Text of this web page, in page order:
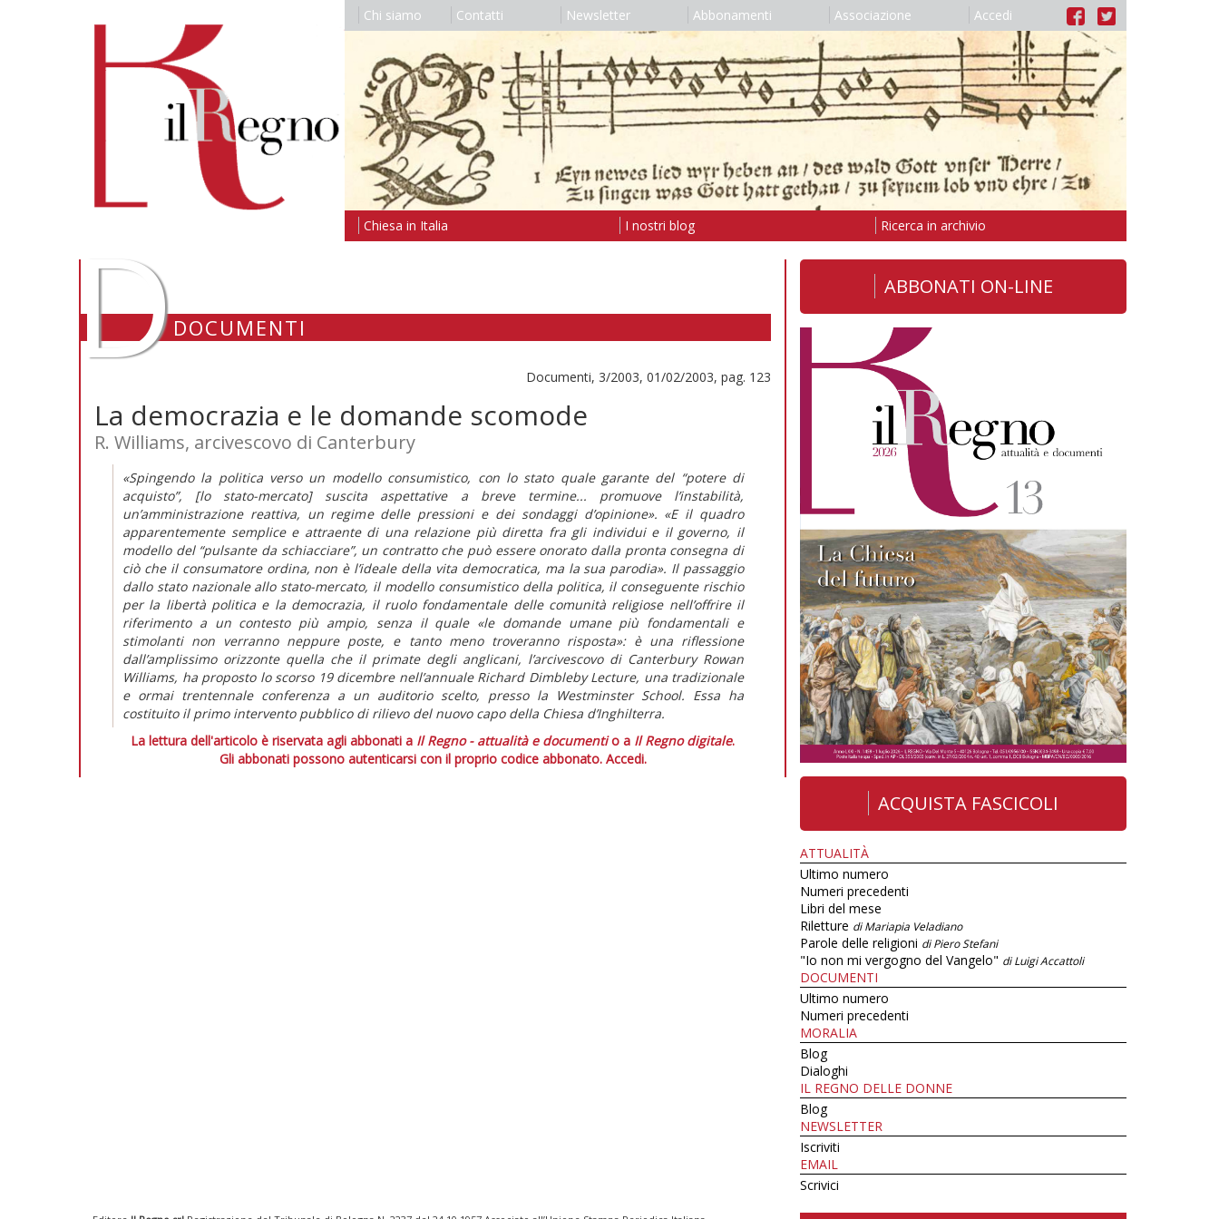
Chi siamo Contatti Newsletter Abbonamenti Associazione Accedi
Chiesa in Italia I nostri blog Ricerca in archivio
DDOCUMENTI
Documenti, 3/2003, 01/02/2003, pag. 123
La democrazia e le domande scomode
R. Williams, arcivescovo di Canterbury
«Spingendo la politica verso un modello consumistico, con lo stato quale garante del “potere di
acquisto”, [lo stato-mercato] suscita aspettative a breve termine... promuove l’instabilità,
un’amministrazione reattiva, un regime delle pressioni e dei sondaggi d’opinione». «E il quadro
apparentemente semplice e attraente di una relazione più diretta fra gli individui e il governo, il
modello del “pulsante da schiacciare”, un contratto che può essere onorato dalla pronta consegna di
ciò che il consumatore ordina, non è l’ideale della vita democratica, ma la sua parodia». Il passaggio
dallo stato nazionale allo stato-mercato, il modello consumistico della politica, il conseguente rischio
per la libertà politica e la democrazia, il ruolo fondamentale delle comunità religiose nell’offrire il
riferimento a un contesto più ampio, senza il quale «le domande umane più fondamentali e
stimolanti non verranno neppure poste, e tanto meno troveranno risposta»: è una riflessione
dall’amplissimo orizzonte quella che il primate degli anglicani, l’arcivescovo di Canterbury Rowan
Williams, ha proposto lo scorso 19 dicembre nell’annuale Richard Dimbleby Lecture, una tradizionale
e ormai trentennale conferenza a un auditorio scelto, presso la Westminster School. Essa ha
costituito il primo intervento pubblico di rilievo del nuovo capo della Chiesa d’Inghilterra.
La lettura dell'articolo è riservata agli abbonati a Il Regno - attualità e documentio a Il Regno digitale.
Gli abbonati possono autenticarsi con il proprio codice abbonato. Accedi.
ABBONATI ON-LINE
ACQUISTA FASCICOLI
ATTUALITÀ
Ultimo numero
Numeri precedenti
Libri del mese
Riletture di Mariapia Veladiano
Parole delle religioni di Piero Stefani
"Io non mi vergogno del Vangelo" di Luigi Accattoli
DOCUMENTI
Ultimo numero
Numeri precedenti
MORALIA
Blog
Dialoghi
IL REGNO DELLE DONNE
Blog
NEWSLETTER
Iscriviti
EMAIL
Scrivici